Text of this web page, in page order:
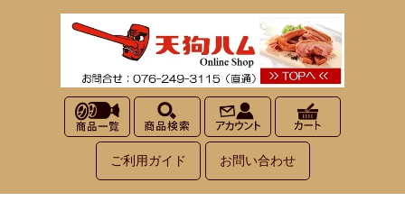
ご利用ガイド お問い合わせ